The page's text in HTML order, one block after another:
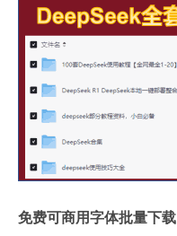
免费可商用字体批量下载